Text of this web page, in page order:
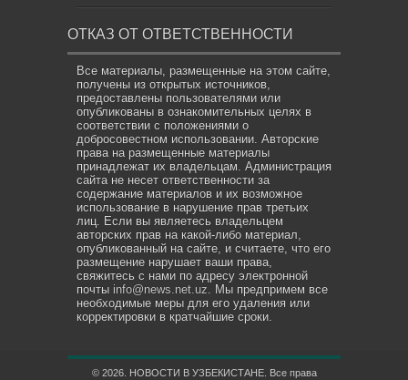
ОТКАЗ ОТ ОТВЕТСТВЕННОСТИ
Все материалы, размещенные на этом сайте,
получены из открытых источников,
предоставлены пользователями или
опубликованы в ознакомительных целях в
соответствии с положениями о
добросовестном использовании. Авторские
права на размещенные материалы
принадлежат их владельцам. Администрация
сайта не несет ответственности за
содержание материалов и их возможное
использование в нарушение прав третьих
лиц. Если вы являетесь владельцем
авторских прав на какой-либо материал,
опубликованный на сайте, и считаете, что его
размещение нарушает ваши права,
свяжитесь с нами по адресу электронной
почты info@news.net.uz . Мы предпримем все
необходимые меры для его удаления или
корректировки в кратчайшие сроки.
© 2026. НОВОСТИ В УЗБЕКИСТАНЕ. Все права